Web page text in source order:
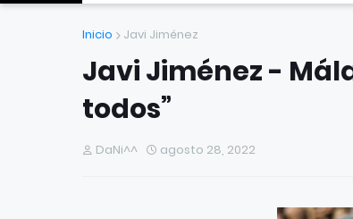
Inicio Javi Jiménez
Javi Jiménez -
todos”
DaNi^^ agosto 28, 2022